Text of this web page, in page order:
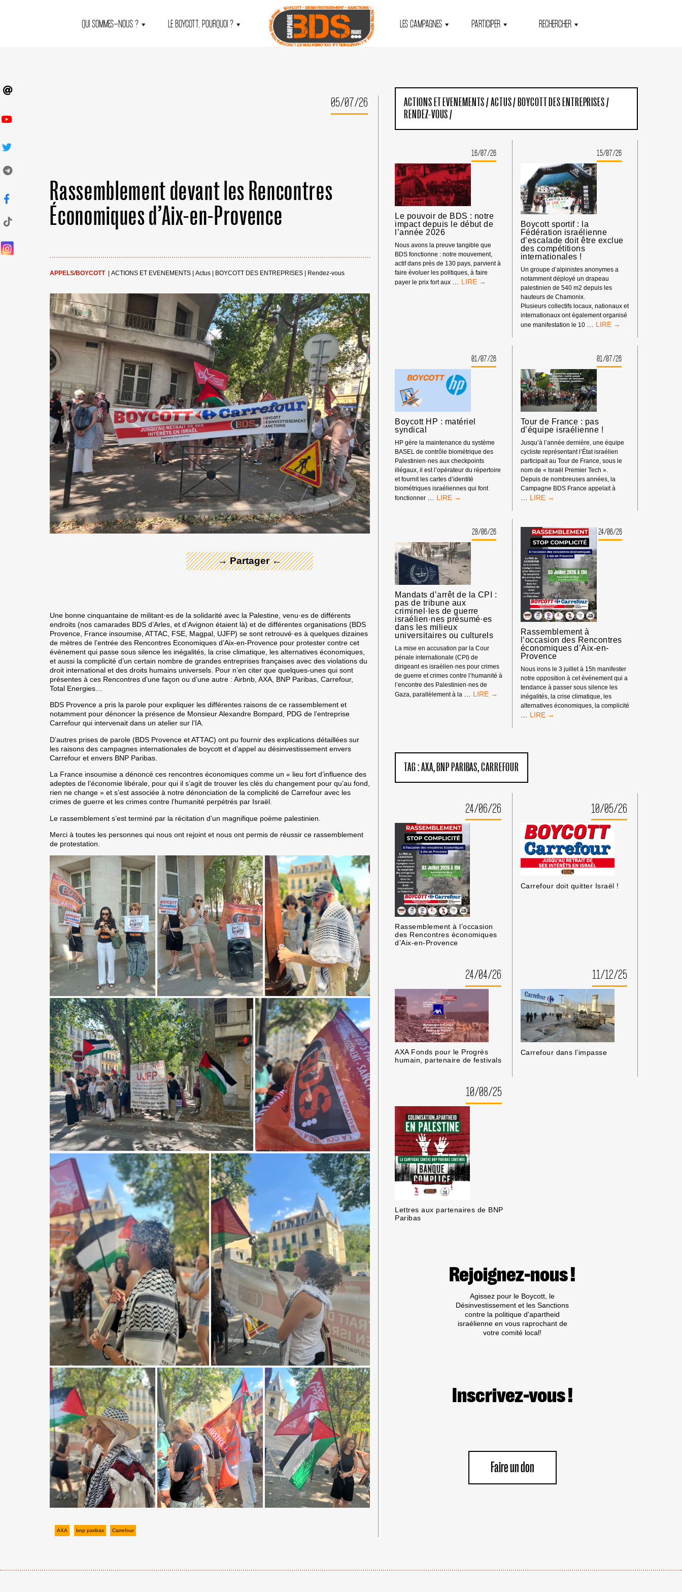
QUI SOMMES-NOUS ? LE BOYCOTT, POURQUOI ? LES CAMPAGNES PARTICIPER RECHERCHER
05/07/26
Rassemblement devant les Rencontres
Économiques d’Aix-en-Provence
APPELS/BOYCOTT |ACTIONS ET EVENEMENTS |Actus BOYCOTT DES ENTREPRISES Rendez-vous
→ Partager ←
← Merci ! →
Une bonne cinquantaine de militant·es de la solidarité avec la Palestine, venu·es de différents
endroits (nos camarades BDS d’Arles, et d’Avignon étaient là) et de différentes organisations (BDS
Provence, France insoumise, ATTAC, FSE, Magpal, UJFP) se sont retrouvé·es à quelques dizaines
de mètres de l’entrée des Rencontres Economiques d’Aix-en-Provence pour protester contre cet
événement qui passe sous silence les inégalités, la crise climatique, les alternatives économiques,
et aussi la complicité d’un certain nombre de grandes entreprises françaises avec des violations du
droit international et des droits humains universels. Pour n’en citer que quelques-unes qui sont
présentes à ces Rencontres d’une façon ou d’une autre : Airbnb, AXA, BNP Paribas, Carrefour,
Total Energies…
BDS Provence a pris la parole pour expliquer les différentes raisons de ce rassemblement et
notamment pour dénoncer la présence de Monsieur Alexandre Bompard, PDG de l’entreprise
Carrefour qui intervenait dans un atelier sur l’IA.
D’autres prises de parole (BDS Provence et ATTAC) ont pu fournir des explications détaillées sur
les raisons des campagnes internationales de boycott et d’appel au désinvestissement envers
Carrefour et envers BNP Paribas.
La France insoumise a dénoncé ces rencontres économiques comme un « lieu fort d’influence des
adeptes de l’économie libérale, pour qui il s’agit de trouver les clés du changement pour qu’au fond,
rien ne change » et s’est associée à notre dénonciation de la complicité de Carrefour avec les
crimes de guerre et les crimes contre l’humanité perpétrés par Israël.
Le rassemblement s’est terminé par la récitation d’un magnifique poème palestinien.
Merci à toutes les personnes qui nous ont rejoint et nous ont permis de réussir ce rassemblement
de protestation.
AXA bnp paribas Carrefour
ACTIONS ET EVENEMENTS/ACTUS/ BOYCOTT DES ENTREPRISES/
RENDEZ-VOUS/
16/07/26
Le pouvoir de BDS : notre
impact depuis le début de
l’année 2026
Nous avons la preuve tangible que
BDS fonctionne : notre mouvement,
actif dans près de 130 pays, parvient à
faire évoluer les politiques, à faire
payer le prix fort aux
LE
DÉBUT
L’ANNÉE
2026
15/07/26
Boycott sportif : la
Fédération israélienne
d’escalade doit être exclue
des compétitions
internationales !
Un groupe d’alpinistes anonymes a
notamment déployé un drapeau
palestinien de 540 m2 depuis les
hauteurs de Chamonix.
Plusieurs collectifs locaux, nationaux et
internationaux ont également organisé
une manifestation le 10
BOYCOTT
FÉDÉRATION
ISRAÉLIENNE
D’ESCALADE
DOIT
ÊTRE
EXCLUE
COMPÉTITIONS
INTERNATIONALES
!
01/07/26
Boycott HP : matériel
syndical
HP gère la maintenance du système
BASEL de contrôle biométrique des
Palestinien·nes aux checkpoints
illégaux, il est l’opérateur du répertoire
et fournit les cartes d’identité
biométriques israéliennes qui font
fonctionner
BOYCOTT
01/07/26
Tour de France : pas
d’équipe israélienne !
Jusqu’à l’année dernière, une équipe
cycliste représentant l’État israélien
participait au Tour de France, sous le
nom de « Israël Premier Tech ».
Depuis de nombreuses années, la
Campagne BDS France appelait à
TOUR
PAS
D’ÉQUIPE
ISRAÉLIENNE
!
28/06/26
Mandats d’arrêt de la CPI :
pas de tribune aux
criminel·les de guerre
israélien·nes présumé·es
dans les milieux
universitaires ou culturels
La mise en accusation par la Cour
pénale internationale (CPI) de
dirigeant·es israélien·nes pour crimes
de guerre et crimes contre l’humanité à
l’encontre des Palestinien·nes de
Gaza, parallèlement à la
MANDATS
TRIBUNE
CRIMINEL·LES
GUERRE
ISRAÉLIEN·NES
PRÉSUMÉ·ES
UNIVERSITAIRES
24/06/26
Rassemblement à
l’occasion des Rencontres
économiques d’Aix-en-
Provence
Nous irons le 3 juillet à 15h manifester
notre opposition à cet événement qui a
tendance à passer sous silence les
inégalités, la crise climatique, les
alternatives économiques, la complicité
… RASSEMBLEMENT
RENCONTRES
TAG :AXA BNP PARIBAS CARREFOUR
24/06/26
Rassemblement à l’occasion
des Rencontres économiques
d’Aix-en-Provence
10/05/26
Carrefour doit quitter Israël !
24/04/26
AXA Fonds pour le Progrès
humain, partenaire de festivals
11/12/25
Carrefour dans l’impasse
10/08/25
Lettres aux partenaires de BNP
Paribas
Rejoignez-nous !
Agissez pour le Boycott, le
Désinvestissement et les Sanctions
contre la politique d'apartheid
israélienne en vous raprochant de
votre comité local!
Inscrivez-vous !
Faire un don